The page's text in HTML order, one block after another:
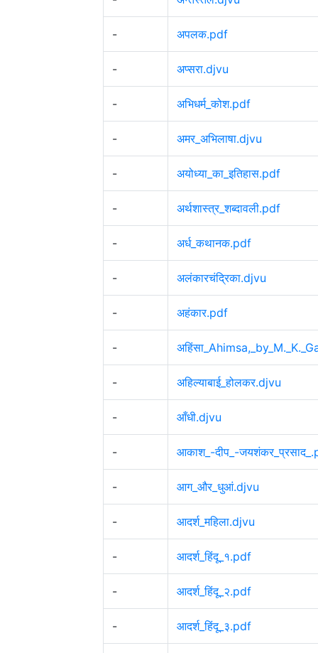
- अपलक.pdf
- अप्सरा.djvu
- अभिधर्म_कोश.pdf
- अमर_अभिलाषा.djvu
- अयोध्या_का_इतिहास.pdf
- अर्थशास्त्र_शब्दावली.pdf
- अर्ध_कथानक.pdf
- अलंकारचंद्रिका.djvu
- अहंकार.pdf
-
- अहिल्याबाई_होलकर.djvu
- आँधी.djvu
- आकाश_-दीप_-
- आग_और_धुआं.djvu
- आदर्श_महिला.djvu
- आदर्श_हिंदू_१.pdf
- आदर्श_हिंदू_२.pdf
- आदर्श_हिंदू_३.pdf